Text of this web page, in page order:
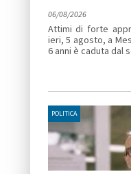
06/08/2026
Attimi di forte
ieri, 5 agosto, a
6 anni è caduta dal
POLITICA